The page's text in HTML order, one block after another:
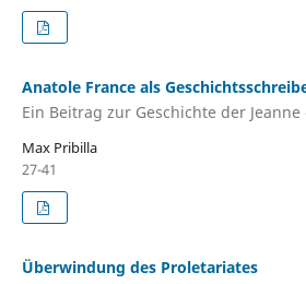
Anatole France als
Ein Beitrag zur Geschichte der
Max Pribilla
27-41
Überwindung des Proletariates